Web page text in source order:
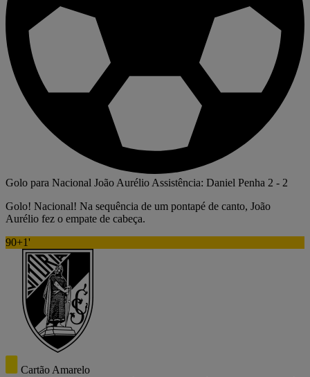
Golo para Nacional João Aurélio Assistência: Daniel Penha 2 - 2
Golo! Nacional! Na sequência de um pontapé de canto, João
Aurélio fez o empate de cabeça.
90+1'
Cartão Amarelo